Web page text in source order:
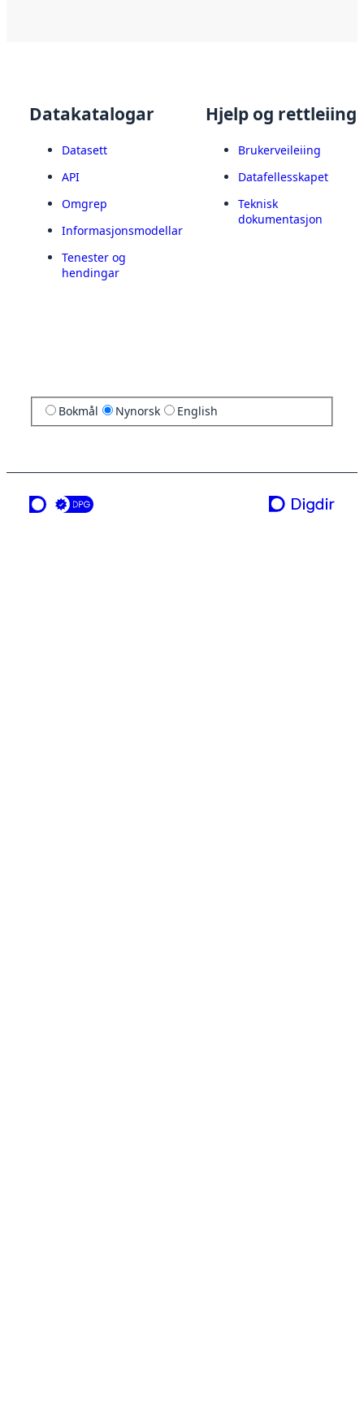
Datakatalogar
Datasett
API
Omgrep
Informasjonsmodellar
Tenester og
hendingar
Hjelp og rettleiing
Brukerveileiing
Datafellesskapet
Teknisk
dokumentasjon
Bokmål Nynorsk English